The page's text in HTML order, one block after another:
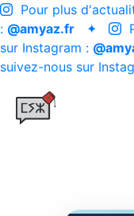
Pour plus
: @amyaz.fr ✦
sur Instagram :
suivez-nous sur